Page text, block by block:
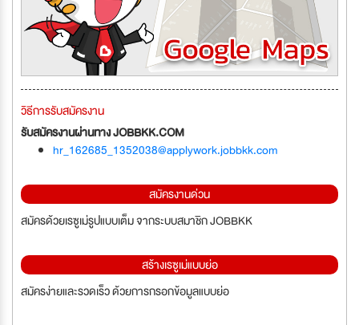
วิธีการรับสมัครงาน
รับสมัครงานผ่านทาง JOBBKK.COM
hr_162685_1352038@applywork.jobbkk.com
สมัครงานด่วน
สมัครด้วยเรซูเม่รูปแบบเต็ม จากระบบสมาชิก JOBBKK
สร้างเรซูเม่แบบย่อ
สมัครง่ายและรวดเร็ว ด้วยการกรอกข้อมูลแบบย่อ